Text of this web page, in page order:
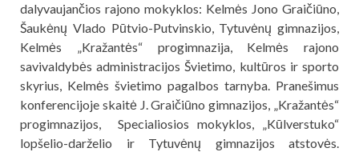
dalyvaujančios rajono mokyklos: Kelmės Jono Graičiūno,
Šaukėnų Vlado Pūtvio-Putvinskio, Tytuvėnų gimnazijos,
Kelmės „Kražantės“ progimnazija, Kelmės rajono
savivaldybės administracijos Švietimo, kultūros ir sporto
skyrius, Kelmės švietimo pagalbos tarnyba. Pranešimus
konferencijoje skaitė J. Graičiūno gimnazijos, „Kražantės“
progimnazijos, Specialiosios mokyklos, „Kūlverstuko“
lopšelio-darželio ir Tytuvėnų gimnazijos atstovės.